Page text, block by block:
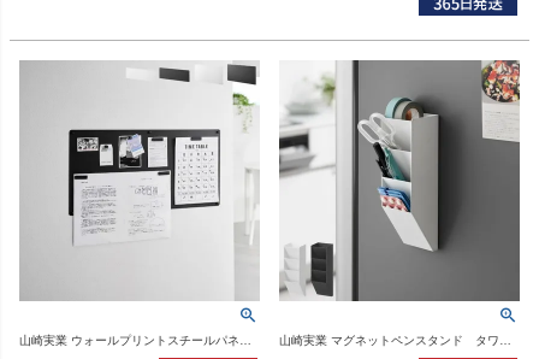
山崎実業 ウォールプリントスチールパネル
山崎実業 マグネットペンスタンド タワ